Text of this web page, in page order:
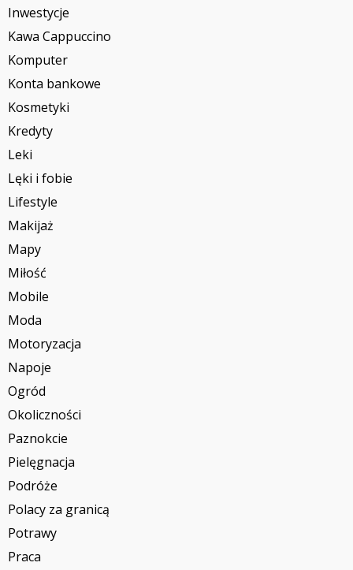
Inwestycje
Kawa Cappuccino
Komputer
Konta bankowe
Kosmetyki
Kredyty
Leki
Lęki i fobie
Lifestyle
Makijaż
Mapy
Miłość
Mobile
Moda
Motoryzacja
Napoje
Ogród
Okoliczności
Paznokcie
Pielęgnacja
Podróże
Polacy za granicą
Potrawy
Praca